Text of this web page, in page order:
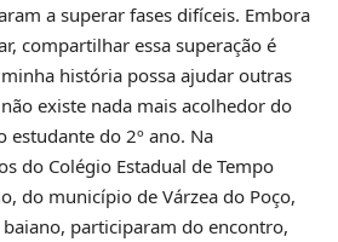
a superar fases difíceis. Embora
compartilhar essa superação é
história possa ajudar outras
existe nada mais acolhedor do
do 2º ano. Na
do Colégio Estadual de Tempo
do município de Várzea do Poço,
participaram do encontro,